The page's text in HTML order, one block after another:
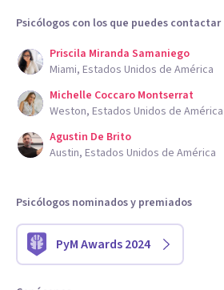
Psicólogos con los que puedes contactar
Priscila Miranda Samaniego
Miami, Estados Unidos de América
Michelle Coccaro Montserrat
Weston, Estados Unidos de América
Agustin De Brito
Austin, Estados Unidos de América
Psicólogos nominados y premiados
PyM Awards 2024